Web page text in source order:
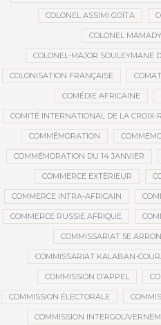
COLONEL ASSIMI GOÏTA
COLONEL
COLONEL-MAJOR SOULEYMANE
COLONISATION FRANÇAISE
COMÉDIE AFRICAINE
COMITÉ INTERNATIONAL DE LA CROIX-
COMMÉMORATION
COMMÉMORATION DU 14 JANVIER
COMMERCE EXTÉRIEUR
COMMERCE INTRA-AFRICAIN
COMMERCE RUSSIE AFRIQUE
COMMISSARIAT 5E
COMMISSARIAT KALABAN-
COMMISSION D’APPEL
COMMISSION ÉLECTORALE
COMMISSION